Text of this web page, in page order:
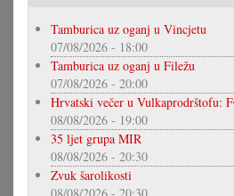
Tamburica uz oganj u Vincjetu
07/08/2026 - 18:00
Tamburica uz oganj u Filežu
07/08/2026 - 20:00
Hrvatski večer u Vulkaprodrštofu:
08/08/2026 - 19:00
35 ljet grupa MIR
08/08/2026 - 20:30
Zvuk šarolikosti